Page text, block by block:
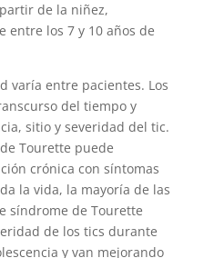
de la niñez,
entre los 7 y 10 años de
varía entre pacientes. Los
del tiempo y
sitio y severidad del tic.
Tourette puede
crónica con síntomas
la vida, la mayoría de las
síndrome de Tourette
de los tics durante
y van mejorando